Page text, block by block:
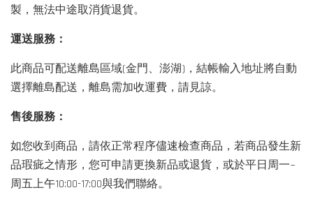
製，無法中途取消貨退貨。
運送服務：
此商品可配送離島區域(金門、澎湖)，結帳輸入地址將自動
選擇離島配送，離島需加收運費，請見諒。
售後服務：
如您收到商品，請依正常程序儘速檢查商品，若商品發生新
品瑕疵之情形，您可申請更換新品或退貨，或於平日周一~
周五上午10:00-17:00與我們聯絡。